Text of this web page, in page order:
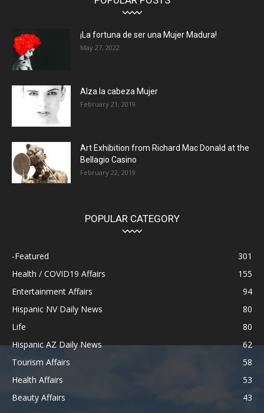
¡La fortuna de ser una Mujer Madura!
May 27, 2022
Alza la cabeza Mujer
February 21, 2019
Art Exhibition from Richard Mac Donald at the
Bellagio Casino
February 22, 2019
POPULAR CATEGORY
-Featured
301
Health / COVID19 Affairs
155
Entertainment Affairs
94
Hispanic NV Daily News
80
Life
80
Hispanic AZ Daily News
62
Tourism Affairs
58
Health Affairs
53
Beauty Affairs
43